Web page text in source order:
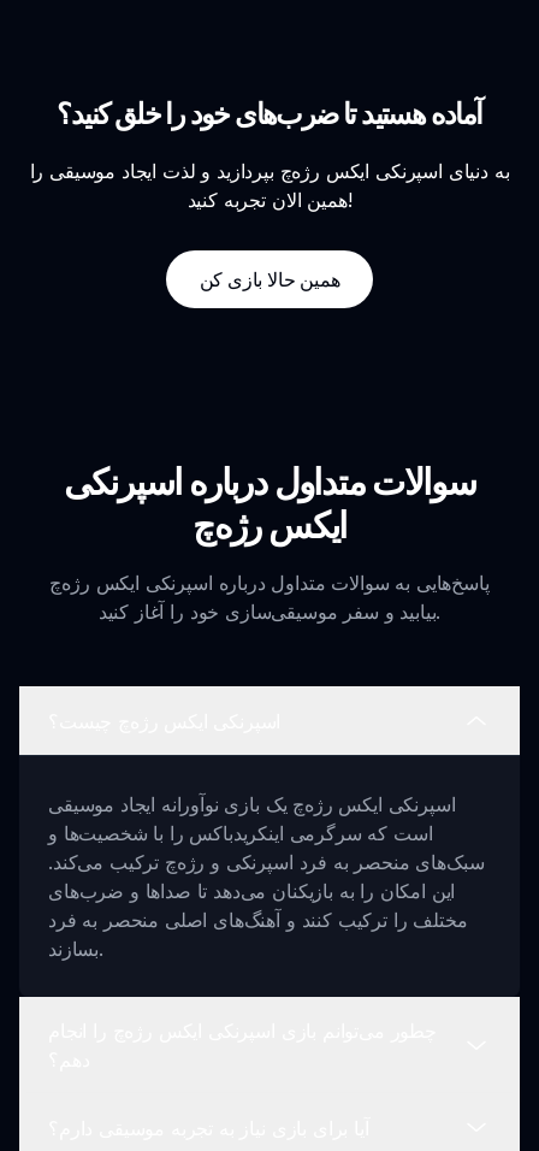
آماده هستید تا ضرب‌های خود را خلق کنید؟
به دنیای اسپرنکی ایکس رژه‌چ بپردازید و لذت ایجاد موسیقی را
همین الان تجربه کنید!
همین حالا بازی کن
سوالات متداول درباره اسپرنکی
ایکس رژه‌چ
پاسخ‌هایی به سوالات متداول درباره اسپرنکی ایکس رژه‌چ
بیابید و سفر موسیقی‌سازی خود را آغاز کنید.
اسپرنکی ایکس رژه‌چ یک بازی نوآورانه ایجاد موسیقی
است که سرگرمی اینکریدباکس را با شخصیت‌ها و
سبک‌های منحصر به فرد اسپرنکی و رژه‌چ ترکیب می‌کند.
این امکان را به بازیکنان می‌دهد تا صداها و ضرب‌های
مختلف را ترکیب کنند و آهنگ‌های اصلی منحصر به فرد
بسازند.